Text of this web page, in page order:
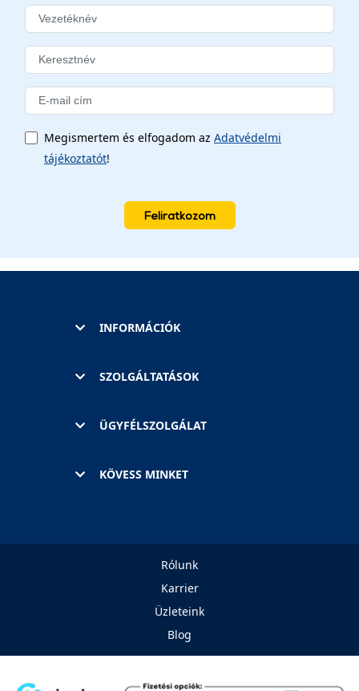
Megismertem és elfogadom az Adatvédelmi
tájékoztatót!
Feliratkozom
INFORMÁCIÓK
SZOLGÁLTATÁSOK
ÜGYFÉLSZOLGÁLAT
KÖVESS MINKET
Rólunk
Karrier
Üzleteink
Blog